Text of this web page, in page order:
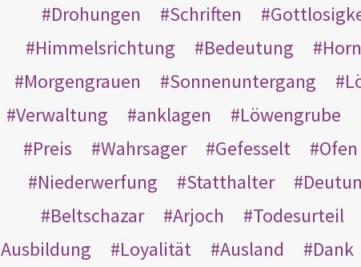
Drohungen
Schriften
Himmelsrichtung
Bedeutung Horn
Morgengrauen
Sonnenuntergang
Verwaltung
anklagen Löwengrube
Preis
Wahrsager Gefesselt Ofen
Niederwerfung
Statthalter
Beltschazar
Arjoch Todesurteil
Ausbildung
Loyalität Ausland Dank